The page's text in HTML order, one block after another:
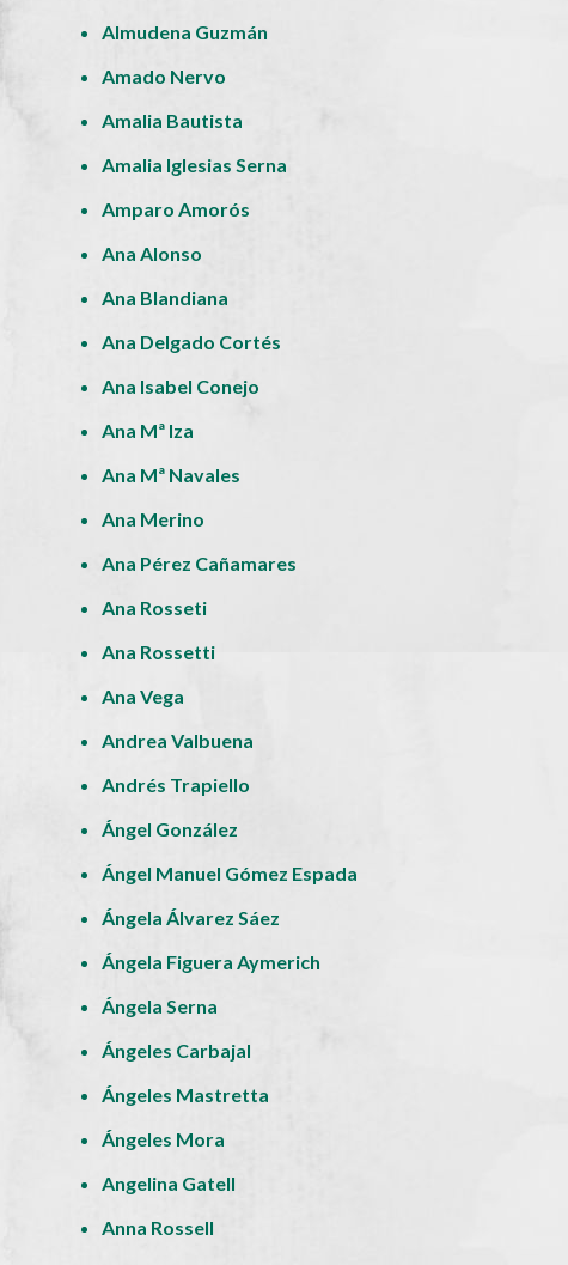
Almudena Guzmán
Amado Nervo
Amalia Bautista
Amalia Iglesias Serna
Amparo Amorós
Ana Alonso
Ana Blandiana
Ana Delgado Cortés
Ana Isabel Conejo
Ana Mª Iza
Ana Mª Navales
Ana Merino
Ana Pérez Cañamares
Ana Rosseti
Ana Rossetti
Ana Vega
Andrea Valbuena
Andrés Trapiello
Ángel González
Ángel Manuel Gómez Espada
Ángela Álvarez Sáez
Ángela Figuera Aymerich
Ángela Serna
Ángeles Carbajal
Ángeles Mastretta
Ángeles Mora
Angelina Gatell
Anna Rossell